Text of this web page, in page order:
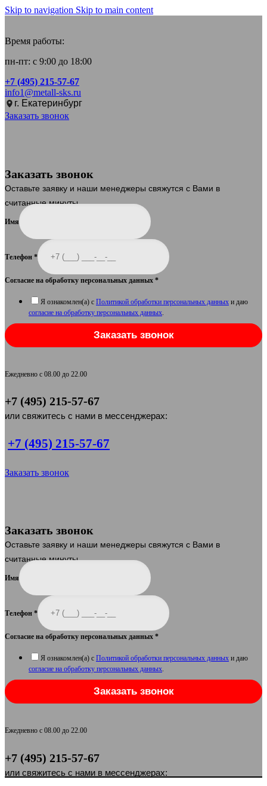
Skip to navigation Skip to main content
Время работы:
пн-пт: с 9:00 до 18:00
+7 (495) 215-57-67
info1@metall-sks.ru
г. Екатеринбург
Заказать звонок
Заказать звонок
Оставьте заявку и наши менеджеры свяжутся с Вами в
считанные минуты.
Имя
Телефон *
Согласие на обработку персональных данных *
Я ознакомлен(а) с Политикой обработки персональных данных и даю
согласие на обработку персональных данных
Заказать звонок
Ежедневно с 08.00 до 22.00
+7 (495) 215-57-67
или свяжитесь с нами в мессенджерах:
+7 (495) 215-57-67
Заказать звонок
Заказать звонок
Оставьте заявку и наши менеджеры свяжутся с Вами в
считанные минуты.
Имя
Телефон *
Согласие на обработку персональных данных *
Я ознакомлен(а) с Политикой обработки персональных данных и даю
согласие на обработку персональных данных.
Заказать звонок
Ежедневно с 08.00 до 22.00
+7 (495) 215-57-67
или свяжитесь с нами в мессенджерах: